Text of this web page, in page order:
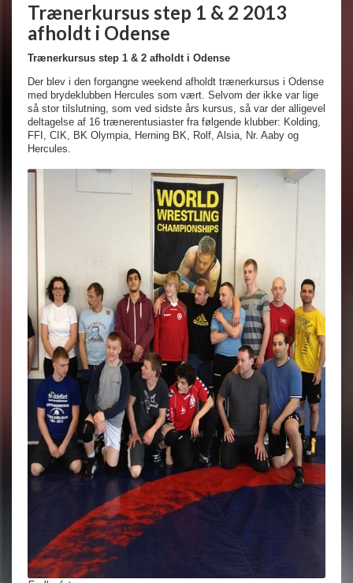
Trænerkursus step 1 & 2 2013
afholdt i Odense
Trænerkursus step 1 & 2 afholdt i Odense
Der blev i den forgangne weekend afholdt trænerkursus i Odense
med brydeklubben Hercules som vært. Selvom der ikke var lige
så stor tilslutning, som ved sidste års kursus, så var der alligevel
deltagelse af 16 trænerentusiaster fra følgende klubber: Kolding,
FFI, CIK, BK Olympia, Herning BK, Rolf, Alsia, Nr. Aaby og
Hercules.